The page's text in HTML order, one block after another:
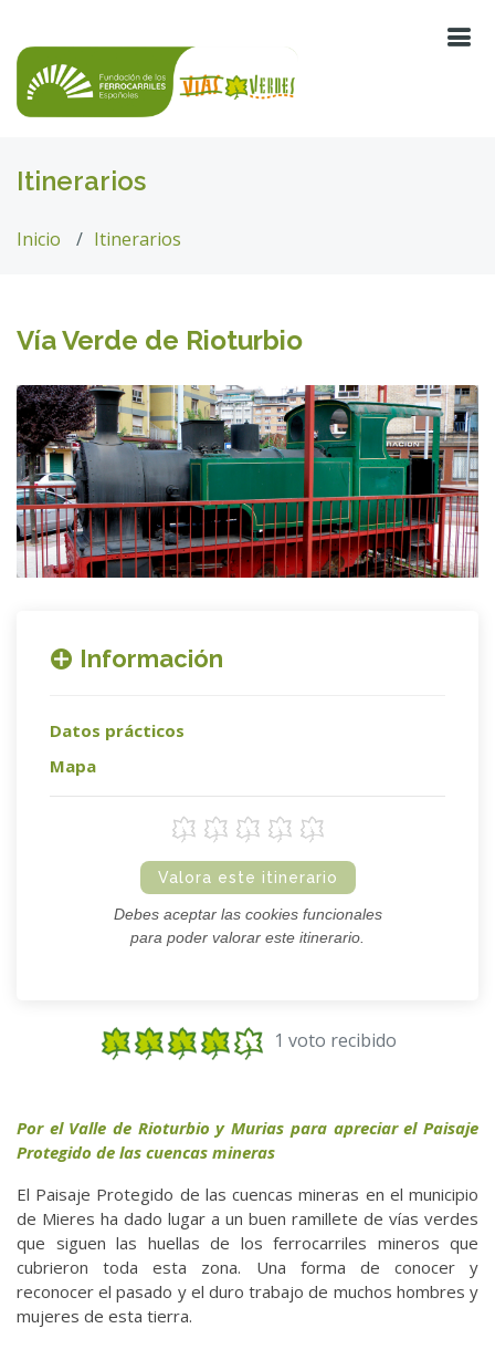
Itinerarios
Inicio Itinerarios
Vía Verde de Rioturbio
Información
Datos prácticos
Mapa
Valora este itinerario
Debes aceptar las cookies funcionales
para poder valorar este itinerario.
1 voto recibido
Por el Valle de Rioturbio y Murias para apreciar el Paisaje
Protegido de las cuencas mineras
El Paisaje Protegido de las cuencas mineras en el municipio
de Mieres ha dado lugar a un buen ramillete de vías verdes
que siguen las huellas de los ferrocarriles mineros que
cubrieron toda esta zona. Una forma de conocer y
reconocer el pasado y el duro trabajo de muchos hombres y
mujeres de esta tierra.